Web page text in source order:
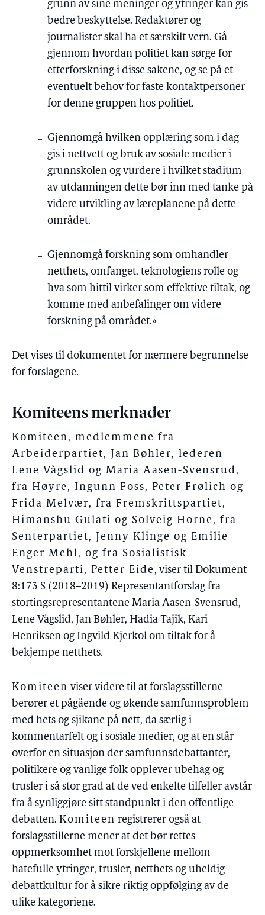
grunn av sine meninger og ytringer kan gis
bedre beskyttelse. Redaktører og
journalister skal ha et særskilt vern. Gå
gjennom hvordan politiet kan sørge for
etterforskning i disse sakene, og se på et
eventuelt behov for faste kontaktpersoner
for denne gruppen hos politiet.
Gjennomgå hvilken opplæring som i dag
gis i nettvett og bruk av sosiale medier i
grunnskolen og vurdere i hvilket stadium
av utdanningen dette bør inn med tanke på
videre utvikling av læreplanene på dette
området.
Gjennomgå forskning som omhandler
netthets, omfanget, teknologiens rolle og
hva som hittil virker som effektive tiltak, og
komme med anbefalinger om videre
forskning på området.»
Det vises til dokumentet for nærmere begrunnelse
for forslagene.
Komiteens merknader
Komiteen, medlemmene fra
Arbeiderpartiet, Jan Bøhler, lederen
Lene Vågslid og Maria Aasen-Svensrud,
fra Høyre, Ingunn Foss, Peter Frølich og
Frida Melvær, fra Fremskrittspartiet,
Himanshu Gulati og Solveig Horne, fra
Senterpartiet, Jenny Klinge og Emilie
Enger Mehl, og fra Sosialistisk
Venstreparti, Petter Eide , viser til Dokument
8:173 S (2018–2019) Representantforslag fra
stortingsrepresentantene Maria Aasen-Svensrud,
Lene Vågslid, Jan Bøhler, Hadia Tajik, Kari
Henriksen og Ingvild Kjerkol om tiltak for å
bekjempe netthets.
Komiteen viser videre til at forslagsstillerne
berører et pågående og økende samfunnsproblem
med hets og sjikane på nett, da særlig i
kommentarfelt og i sosiale medier, og at en står
overfor en situasjon der samfunnsdebattanter,
politikere og vanlige folk opplever ubehag og
trusler i så stor grad at de ved enkelte tilfeller avstår
fra å synliggjøre sitt standpunkt i den offentlige
debatten. Komiteen registrerer også at
forslagsstillerne mener at det bør rettes
oppmerksomhet mot forskjellene mellom
hatefulle ytringer, trusler, netthets og uheldig
debattkultur for å sikre riktig oppfølging av de
ulike kategoriene.